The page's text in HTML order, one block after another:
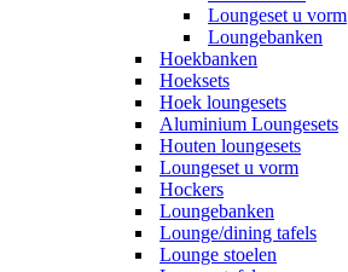
Loungeset u vorm
Loungebanken
Hoekbanken
Hoeksets
Hoek loungesets
Aluminium Loungesets
Houten loungesets
Loungeset u vorm
Hockers
Loungebanken
Lounge/dining tafels
Lounge stoelen